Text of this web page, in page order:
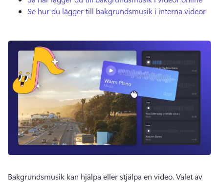
Se hur du lägger till bakgrundsmusik i interna videor
Bakgrundsmusik kan hjälpa eller stjälpa en video. Valet av